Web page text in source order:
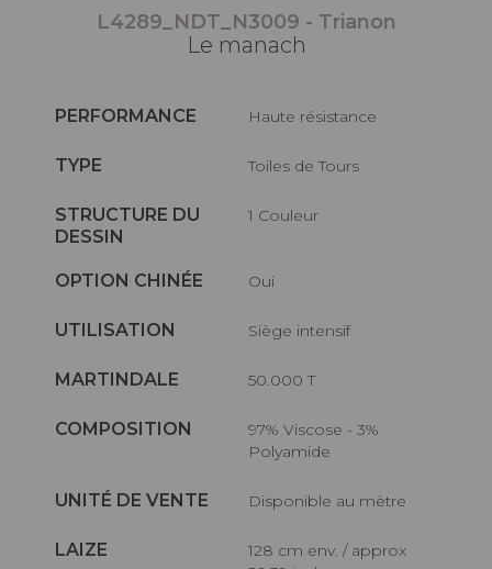
L4289_NDT_N3009 - Trianon
Le manach
PERFORMANCE haute résistance
TYPE Toiles de Tours
STRUCTURE DU
DESSIN
1 Couleur
OPTION CHINÉE Oui
UTILISATION Siège intensif
MARTINDALE 50.000 T
COMPOSITION
97% Viscose - 3%
Polyamide
UNITÉ DE VENTE Disponible au mètre
LAIZE
128 cm env. / approx